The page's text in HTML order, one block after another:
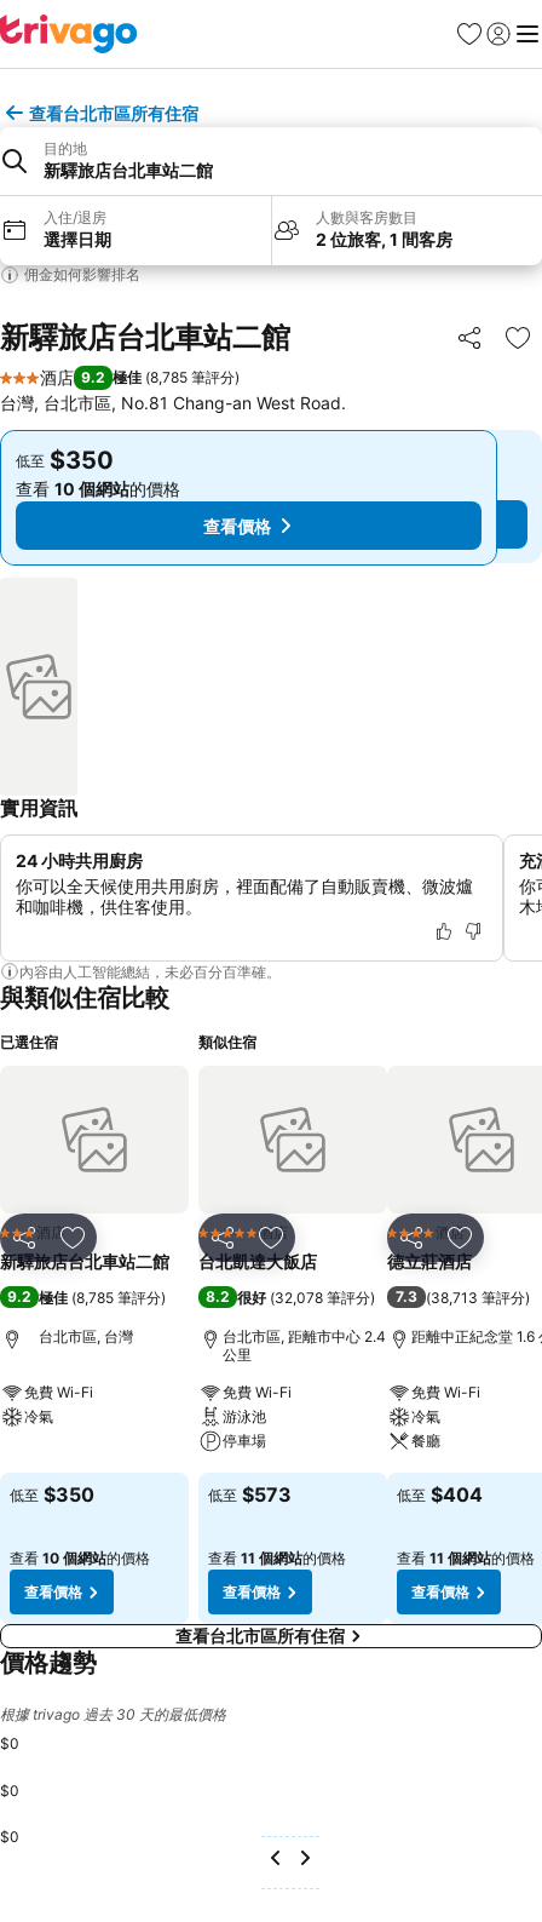
收藏夾
登入 選
查看台北市區所有住宿
目的地
新驛旅店台北車站二館
入住/退房
選擇日期
人數與客房數目
2 位旅客, 1 間客房
佣金如何影響排名
新驛旅店台北車站二館 分享
放
3 星級
酒店 9.2 極佳 (8,785 筆評分)
台灣, 台北市區, No.81 Chang-an West Road.
低至 $350
查看 10 個網站的價格
查看價格
低至 $350
查看 10 個網站的價格
查看價格
實用資訊
24 小時共用廚房
你可以全天候使用共用廚房，裡面配備了自動販賣機、微波爐
和咖啡機，供住客使用。
充
你
木
內容由人工智能總結，未必百分百準確。
與類似住宿比較
已選住宿
分享 放到收藏夾
3 星級酒店
新驛旅店台北車站二館
9.2 極佳 (8,785 筆評分)
台北市區, 台灣
免費 Wi-Fi
冷氣
低至 $350
查看 10 個網站的價格
查看價格
類似住宿
分享 放到收藏夾
5 星級 酒店
台北凱達大飯店
8.2 很好 (32,078 筆評分)
台北市區, 距離市中心 2.4
公里
免費 Wi-Fi
游泳池
停車場
查看價格
低至 $573
查看 11 個網站的價格
查看價格
分享 放到收藏
4 星級 酒店
德立莊酒店
7.3 (38,713 筆評分)
距離中正紀念堂 1.6
免費 Wi-Fi
冷氣
餐廳
查看價格
低至 $404
查看 11 個網站的價格
查看價格
查看台北市區所有住宿
價格趨勢
根據 trivago 過去 30 天的最低價格
$0
$0
$0